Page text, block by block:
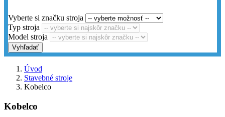
Vyberte si značku stroja
Typ stroja
Model stroja
Vyhľadať
Úvod
Stavebné stroje
Kobelco
Kobelco